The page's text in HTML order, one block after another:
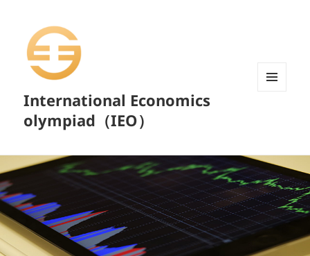
International Economics
olympiad（IEO）